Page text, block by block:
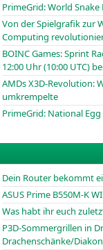
PrimeGrid: World Snake
Von der Spielgrafik zur
Computing
BOINCGames: Sprint
12:00 Uhr (10:00 UTC)
AMDs X3D-Revolution:
umkrempelte
PrimeGrid: National Egg
Dein Router bekommt
ASUS Prime B550M-K
Was habt ihr euch
P3D-Sommergrillen in
Drachenschänke/